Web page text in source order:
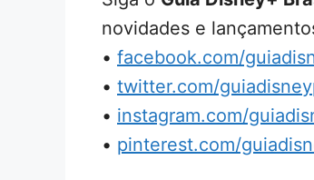
novidades e
• facebook.com/
• twitter.com/
• instagram.com/
• pinterest.com/